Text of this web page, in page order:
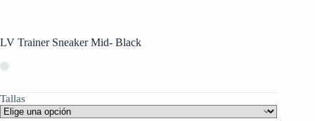
LV Trainer Sneaker Mid- Black
Tallas